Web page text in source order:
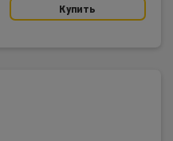
Купить